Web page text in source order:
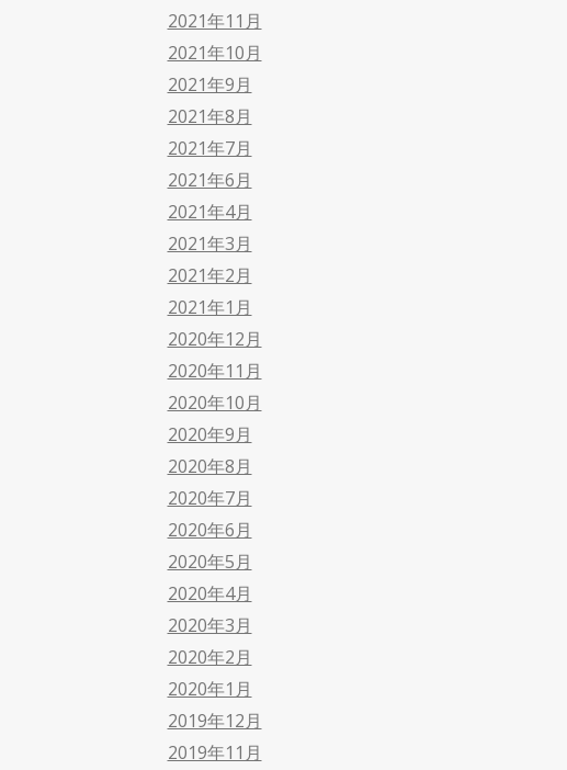
2021年11月
2021年10月
2021年9月
2021年8月
2021年7月
2021年6月
2021年4月
2021年3月
2021年2月
2021年1月
2020年12月
2020年11月
2020年10月
2020年9月
2020年8月
2020年7月
2020年6月
2020年5月
2020年4月
2020年3月
2020年2月
2020年1月
2019年12月
2019年11月